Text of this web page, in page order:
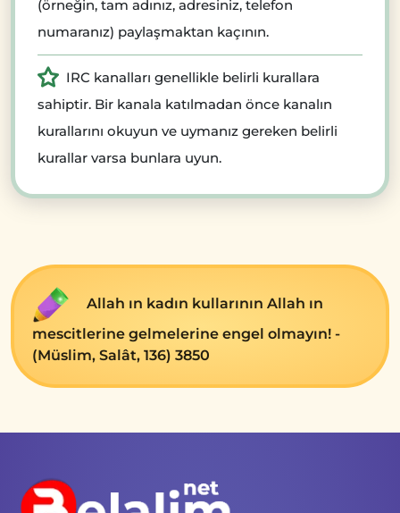
(örneğin, tam adınız, adresiniz, telefon
numaranız) paylaşmaktan kaçının.
IRC kanalları genellikle belirli kurallara
sahiptir. Bir kanala katılmadan önce kanalın
kurallarını okuyun ve uymanız gereken belirli
kurallar varsa bunlara uyun.
Allah ın kadın kullarının Allah ın
mescitlerine gelmelerine engel olmayın! -
(Müslim, Salât, 136) 3850